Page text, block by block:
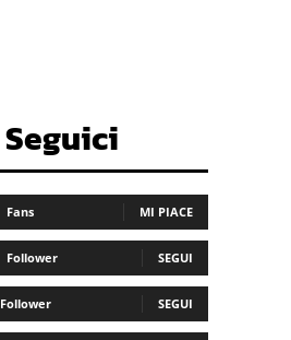
Seguici
Fans MI PIACE
Follower SEGUI
Follower SEGUI